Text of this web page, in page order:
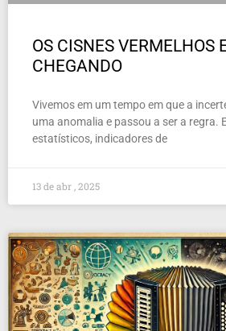
OS CISNES VERMELHOS
CHEGANDO
Vivemos em um tempo em que a
uma anomalia e passou a ser a regra.
estatísticos, indicadores de
13 de abr , 2025